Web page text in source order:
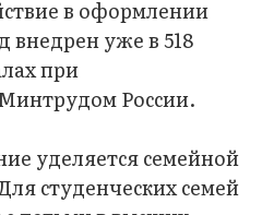
в оформлении
внедрен уже в 518
при
России.
уделяется семейной
студенческих семей